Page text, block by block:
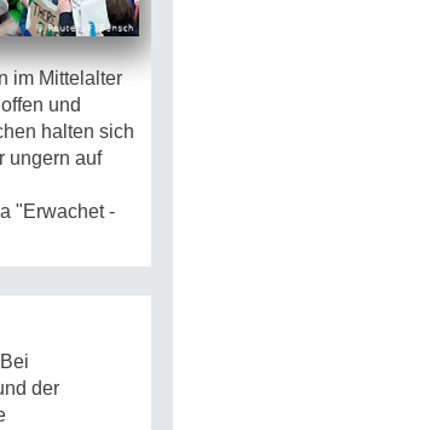
im Mittelalter
und
halten sich
ungern auf
"Erwachet -
der